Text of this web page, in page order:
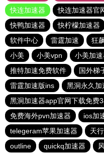
快连加速器
快连加速器官
快鸭加速器
快柠檬加速器
软件中心
雷霆加速 狂
小美
小美vpn 小美加速
推特加速免费软件
国外梯
雷霆加速版ins
黑洞永久加
黑洞加速器app官网下载免费
免费海外pvn加速器
ios加
telegeram苹果加速器
天
outline
quickq加速器